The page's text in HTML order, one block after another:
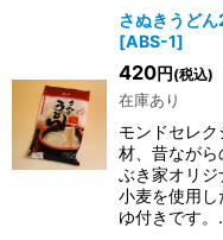
さぬきうどん
[ABS-1]
420円 (税込)
在庫あり
モンドセレ
材、昔なが
ぶき家オリジ
小麦を使用
ゆ付きです